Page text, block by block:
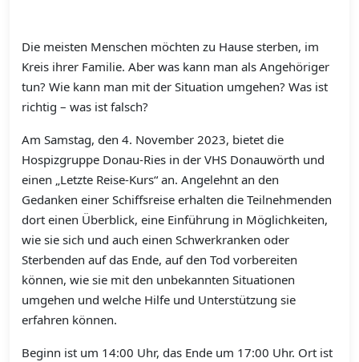
Die meisten Menschen möchten zu Hause sterben, im
Kreis ihrer Familie. Aber was kann man als Angehöriger
tun? Wie kann man mit der Situation umgehen? Was ist
richtig – was ist falsch?
Am Samstag, den 4. November 2023, bietet die
Hospizgruppe Donau-Ries in der VHS Donauwörth und
einen „Letzte Reise-Kurs“ an. Angelehnt an den
Gedanken einer Schiffsreise erhalten die Teilnehmenden
dort einen Überblick, eine Einführung in Möglichkeiten,
wie sie sich und auch einen Schwerkranken oder
Sterbenden auf das Ende, auf den Tod vorbereiten
können, wie sie mit den unbekannten Situationen
umgehen und welche Hilfe und Unterstützung sie
erfahren können.
Beginn ist um 14:00 Uhr, das Ende um 17:00 Uhr. Ort ist